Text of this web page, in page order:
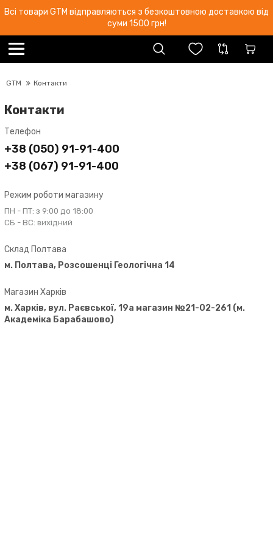
Всі товари GTM відправляються з безкоштовною доставкою від
суми 1500 грн!
GTM Контакти
Контакти
Телефон
+38 (050) 91-91-400
+38 (067) 91-91-400
Режим роботи магазину
ПН - ПТ: з 9:00 до 18:00
СБ - ВС: вихідний
Склад Полтава
м. Полтава, Розсошенці Геологічна 14
Магазин Харків
м. Харків, вул. Раєвської, 19а магазин №21-02-261 (м.
Академіка Барабашово)